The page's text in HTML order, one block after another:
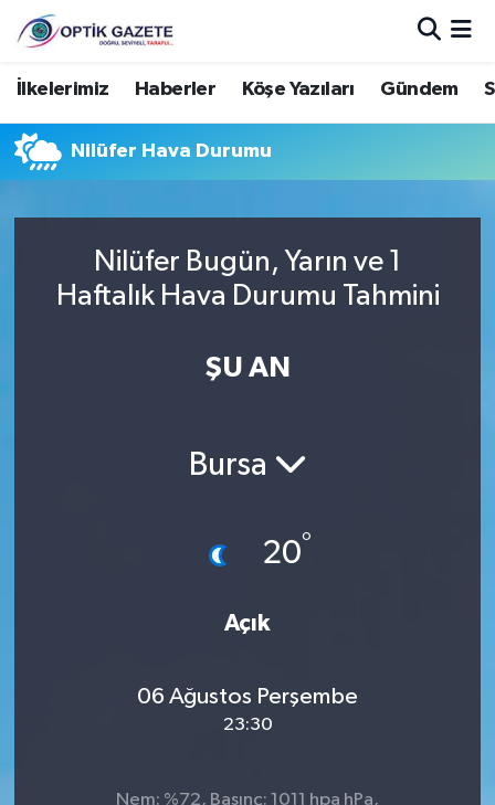
İlkelerimiz Haberler Köşe Yazıları Gündem
Nilüfer Hava Durumu
Nilüfer Bugün, Yarın ve 1
Haftalık Hava Durumu Tahmini
ŞU AN
Bursa
20°
Açık
06 Ağustos Perşembe
23:30
Nem: %72, Basınç: 1011 hpa hPa,
Nöbetçi Eczaneler
Hava Durumu
Trafik Durumu
Süper Lig Puan Durumu ve Fikstür